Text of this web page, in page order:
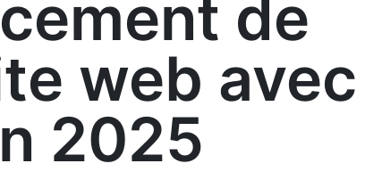
de
web avec
2025